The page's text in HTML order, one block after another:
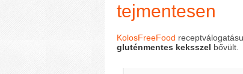
tejmentesen
KolosFreeFood
gluténmentes keksszel bővült.